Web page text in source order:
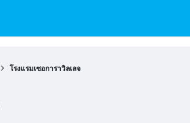
โรงแรมเซอการาวิลเลจ